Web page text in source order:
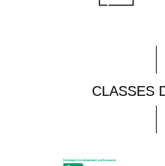
CLASSES